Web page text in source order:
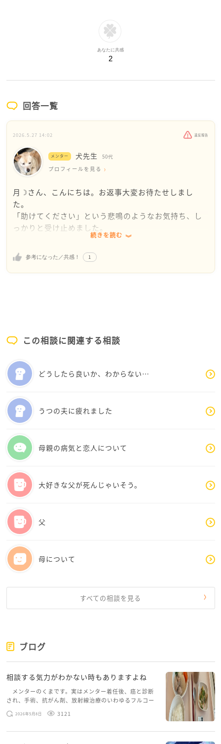
あなたに共感
2
回答一覧
2026.5.27 14:02 違反報告
メンター 犬先生 50代
プロフィールを見る
月☽さん、こんにちは。お返事大変お待たせしまし
た。
「助けてください」という悲鳴のようなお気持ち、し
っかりと受け止めました。
まず、お伝えしたいのは、病気が悪化した高齢の母親
を一人にして離れることは、決して悪いことではあり
ません。自分や子供たちの命、そして心を最優先にす
ることは、親として、一人の人間として当然の権利で
は、文字通り命に関わる危険な状態です。限界を迎え
ている娘さんのためにも、今すぐお母様と物理的・心
具体的に今すぐできる、現実的な解決策を3つご提案さ
せていただきますね。
現在お母様が入院している病院には、生活や退院後の
相談に乗ってくれるソーシャルワーカーがいます。
ちも限界で同居は困難なこと」を正直に伝えてみてく
ださい。人工透析が必要な状態であれば、退院後にそ
の入所手続きを病院側と一緒に進めることができま
す。
2. ケースワーカー（福祉事務所）へ相談する
生活保護を受給されているとのことですので、担当の
ケースワーカーに現在の家庭状況と、月☽さんの主治医
の診断（うつ病）を伝えてください。経済的な負担を
心配することなく、お母様の今後の施設費用や、必要
であれば別居に向けての具体的なアドバイスとサポー
トを国から受けることができます。
お母様のケアは、月☽さんたち家族がやる必要はあり
ません。人工透析という専門的な医療処置も含め、こ
これまで、十分に我慢し、頑張ってこられました。お
母様から離れ、まずはご自身の治療と、お子さんたち
込まず、まずは専門家に状況を相談するところから始
めてみてください。
続きを読む
参考になった／共感！ 1
この相談に関連する相談
どうしたら良いか、わからない…
うつの夫に疲れました
母親の病気と恋人について
大好きな父が死んじゃいそう。
父
母について
すべての相談を見る
ブログ
相談する気力がわかない時もありますよね
メンターのくまです。実はメンター着任後、癌と診断
され、手術、抗がん剤、放射線治療のいわゆるフルコー
スを体験していて、しばらくメンターカフェに来られて
いませんでした。体力だけでなく、気力も落ちパソコン
2026年5月8日 3121